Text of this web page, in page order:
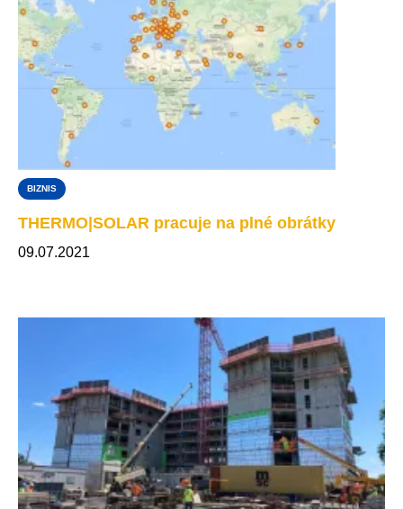
BIZNIS
THERMO|SOLAR pracuje na plné obrátky
09.07.2021